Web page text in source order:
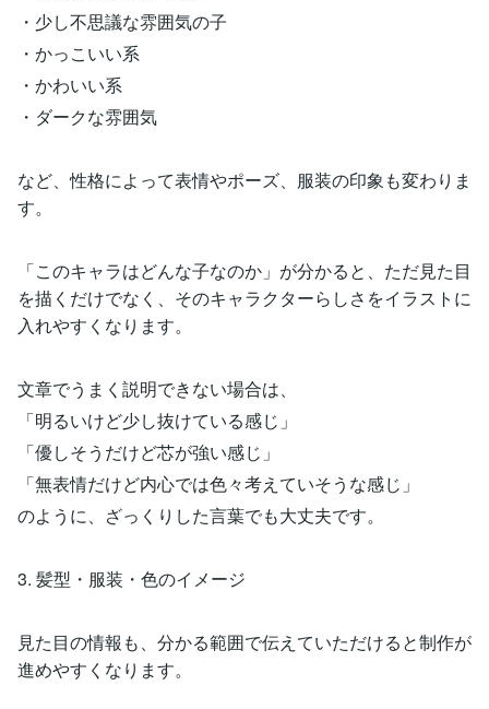
・少し不思議な雰囲気の子
・かっこいい系
・かわいい系
・ダークな雰囲気
など、性格によって表情やポーズ、服装の印象も変わりま
す。
「このキャラはどんな子なのか」が分かると、ただ見た目
を描くだけでなく、そのキャラクターらしさをイラストに
入れやすくなります。
文章でうまく説明できない場合は、
「明るいけど少し抜けている感じ」
「優しそうだけど芯が強い感じ」
「無表情だけど内心では色々考えていそうな感じ」
のように、ざっくりした言葉でも大丈夫です。
3. 髪型・服装・色のイメージ
見た目の情報も、分かる範囲で伝えていただけると制作が
進めやすくなります。